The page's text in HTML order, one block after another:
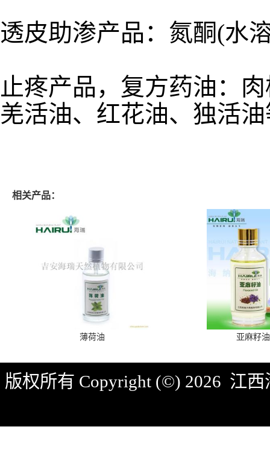
透皮助渗产品：氮酮(水
止疼产品，复方药油：
羌活油、 红花油、独活
相关产品：
薄荷油 亚麻籽
版权所有 Copyright (©) 2026 江西